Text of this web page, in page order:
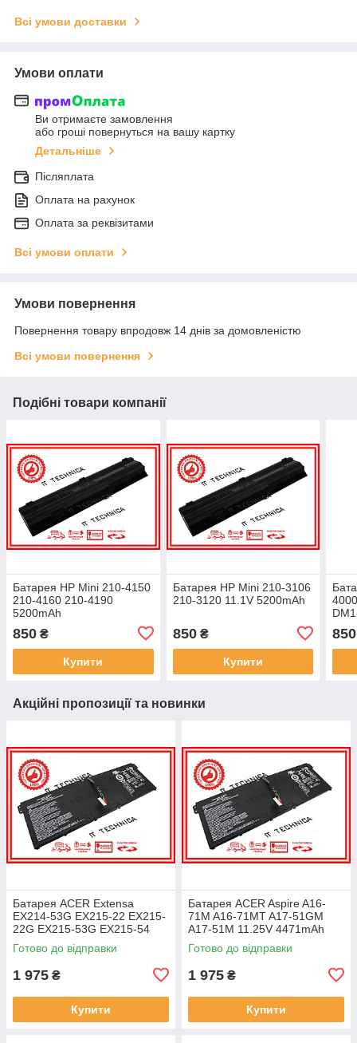
Всі умови доставки
Умови оплати
Ви отримаєте замовлення
або гроші повернуться на вашу картку
Детальніше
Післяплата
Оплата на рахунок
Оплата за реквізитами
Всі умови оплати
Умови повернення
Повернення товару впродовж 14 днів за домовленістю
Всі умови повернення
Подібні товари компанії
Батарея HP Mini 210-4150
210-4160 210-4190
5200mAh
850 ₴
Купити
Батарея HP Mini 210-3106
210-3120 11.1V 5200mAh
850₴
Купити
850
Акційні пропозиції та новинки
Батарея ACER Extensa
EX214-53G EX215-22 EX215-
22G EX215-53G EX215-54
EX215-54G 11.25V 4471mAh
ОРИГІНАЛ
Готово до відправки
1 975 ₴
Купити
Батарея ACER Aspire A16-
71M A16-71MT A17-51GM
A17-51M 11.25V 4471mAh
ОРИГІНАЛ
Готово до відправки
1 975 ₴
Купити